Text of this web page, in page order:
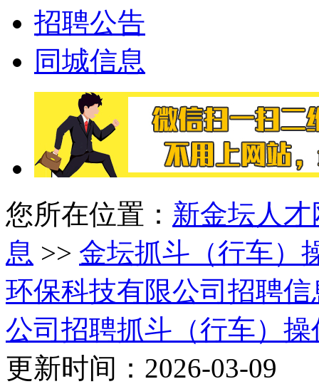
招聘公告
同城信息
您所在位置： 新金坛人才
息 >> 金坛抓斗（行车）
环保科技有限公司招聘信
公司招聘抓斗（行车）操
更新时间：2026-03-09